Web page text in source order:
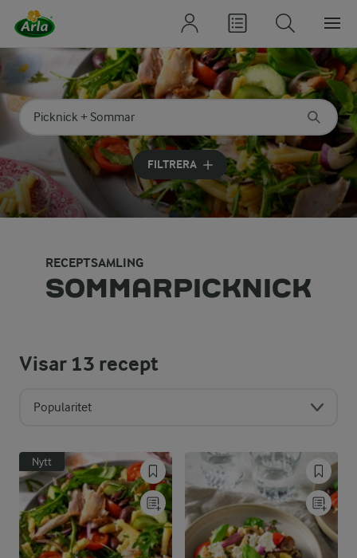
Sök på kategori eller ingrediens
Skriv in sökord för att få förslag
FILTRERA
RECEPTSAMLING
SOMMARPICKNICK
Visar13 recept
Popularitet
Nytt